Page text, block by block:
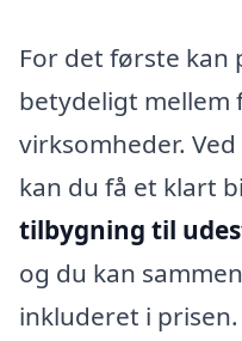
For det første kan
betydeligt mellem
virksomheder.
kan du få et klart
tilbygning til
og du kan
inkluderet i